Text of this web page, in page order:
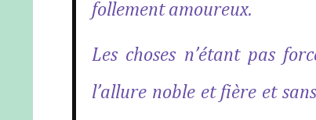
follement amoureux.
Les choses n’étant pas
l’allure noble et fière et